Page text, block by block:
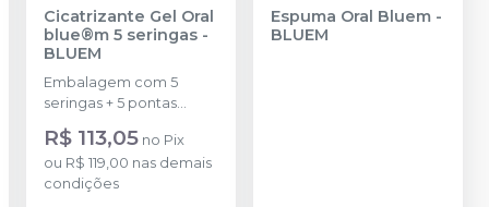
Cicatrizante Gel Oral
blue®m 5 seringas -
BLUEM
Embalagem com 5
seringas + 5 pontas
aplicadoras
R$ 113,05 no Pix
ou R$ 119,00 nas demais
condições
Espuma Oral Bluem -
BLUEM